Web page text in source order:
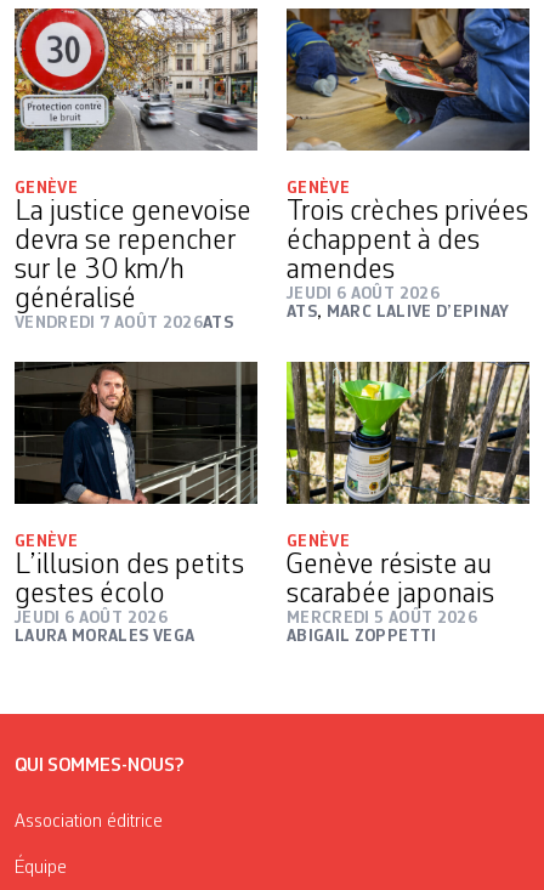
GENÈVE
La justice genevoise
devra se repencher
sur le 30 km/h
généralisé
VENDREDI 7 AOÛT 2026ATS
GENÈVE
Trois crèches privées
échappent à des
amendes
JEUDI 6 AOÛT 2026
ATS, MARC LALIVE D’EPINAY
GENÈVE
L’illusion des petits
gestes écolo
JEUDI 6 AOÛT 2026
LAURA MORALES VEGA
GENÈVE
Genève résiste au
scarabée japonais
MERCREDI 5 AOÛT 2026
ABIGAIL ZOPPETTI
QUI SOMMES-NOUS?
Association éditrice
Équipe